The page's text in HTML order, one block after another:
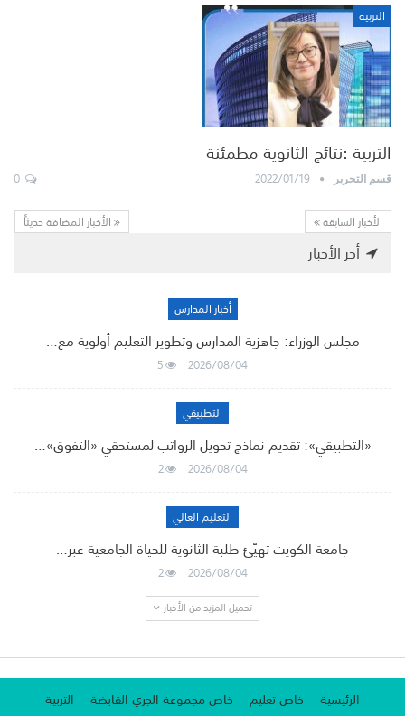
التربية
التربية :نتائج الثانوية مطمئنة
قسم التحرير 2022/01/19
الأخبار السابقة
الأخبار المضافة حديثاً
أخر الأخبار
أخبار المدارس
مجلس الوزراء: جاهزية المدارس وتطوير التعليم أولوية مع…
2026/08/04
5
التطبيقي
«التطبيقي»: تقديم نماذج تحويل الرواتب لمستحقي «التفوق»…
2026/08/04
2
التعليم العالي
جامعة الكويت تهيّئ طلبة الثانوية للحياة الجامعية عبر…
2026/08/04
2
تحميل المزيد من الأخبار
الرئيسية خاص تعليم خاص مجموعة الجري القابضة
التربية